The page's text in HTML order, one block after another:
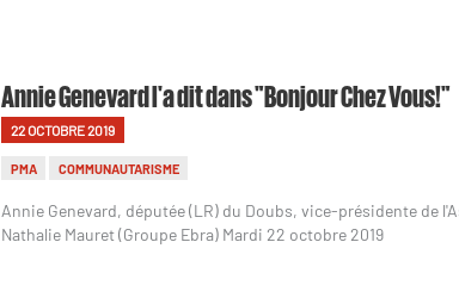
Annie Genevard l'a dit dans "Bonjour Chez Vous!"
22 OCTOBRE 2019
PMA COMMUNAUTARISME
Annie Genevard, députée (LR) du Doubs, vice-présidente de
Nathalie Mauret (Groupe Ebra) Mardi 22 octobre 2019